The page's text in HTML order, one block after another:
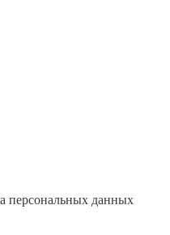
персональных данных